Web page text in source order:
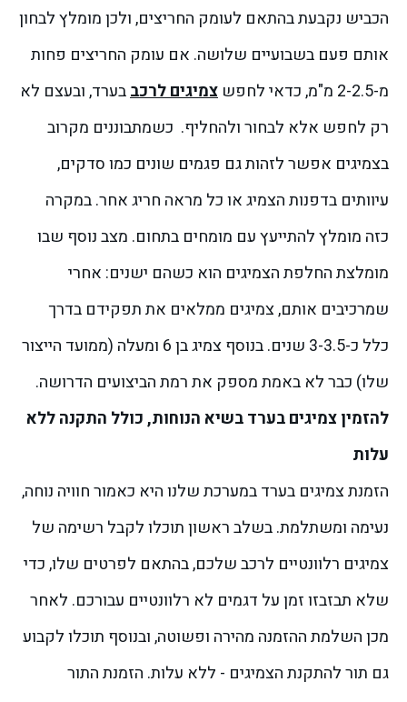
הכביש נקבעת בהתאם לעומק החריצים, ולכן מומלץ לבחון
אותם פעם בשבועיים שלושה. אם עומק החריצים פחות
מ-2-2.5 מ"מ, כדאי לחפש
צמיגים לרכבבערד, ובעצם לא
רק לחפש אלא לבחור ולהחליף. כשמתבוננים מקרוב
בצמיגים אפשר לזהות גם פגמים שונים כמו סדקים,
עיוותים בדפנות הצמיג או כל מראה חריג אחר. במקרה
כזה מומלץ להתייעץ עם מומחים בתחום. מצב נוסף שבו
מומלצת החלפת הצמיגים הוא כשהם ישנים: אחרי
שמרכיבים אותם, צמיגים ממלאים את תפקידם בדרך
כלל כ-3-3.5 שנים. בנוסף צמיג בן 6 ומעלה (ממועד הייצור
שלו) כבר לא באמת מספק את רמת הביצועים הדרושה.
להזמין צמיגים בערד בשיא הנוחות, כולל התקנה ללא
עלות
הזמנת צמיגים בערד במערכת שלנו היא כאמור חוויה נוחה,
נעימה ומשתלמת. בשלב ראשון תוכלו לקבל רשימה של
צמיגים רלוונטיים לרכב שלכם, בהתאם לפרטים שלו, כדי
שלא תבזבזו זמן על דגמים לא רלוונטיים עבורכם. לאחר
מכן השלמת ההזמנה מהירה ופשוטה, ובנוסף תוכלו לקבוע
גם תור להתקנת הצמיגים - ללא עלות. הזמנת התור